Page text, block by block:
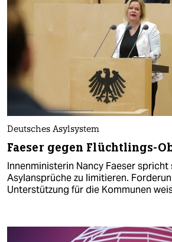
Deutsches Asylsystem
Faeser gegen Flüchtlings-
Innenministerin Nancy Faeser spricht
Asylansprüche zu limitieren.
Unterstützung für die Kommunen